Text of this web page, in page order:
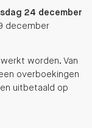
24 december
december
worden. Van
overboekingen
uitbetaald op